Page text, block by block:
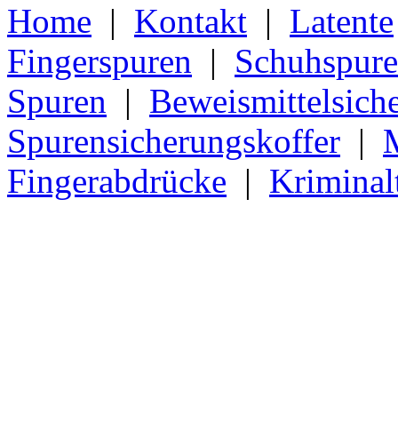
Home | Kontakt | Latente
Fingerspuren |
Spuren |
Spurensicherungskoffer |
Fingerabdrücke |